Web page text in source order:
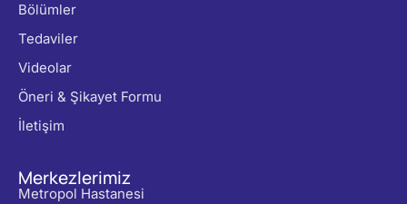
Bölümler
Tedaviler
Videolar
Öneri & Şikayet Formu
İletişim
Merkezlerimiz
Metropol Hastanesi